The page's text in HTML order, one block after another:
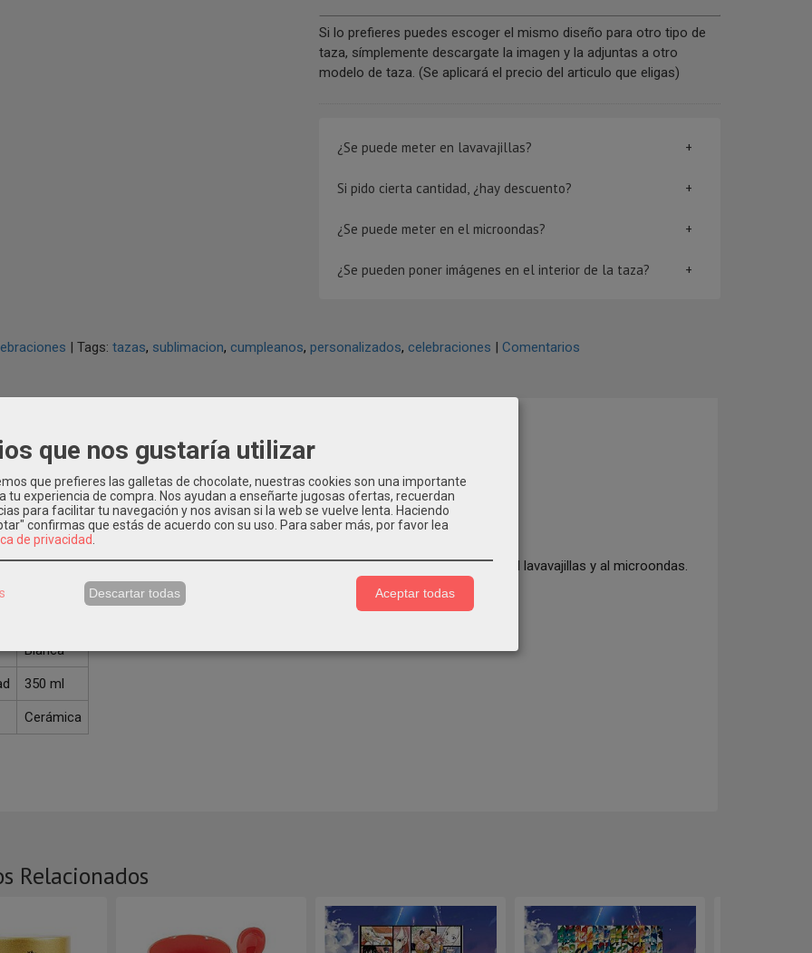
Si lo prefieres puedes escoger el mismo diseño para otro tipo de
taza, símplemente descargate la imagen y la adjuntas a otro
modelo de taza. (Se aplicará el precio del articulo que eligas)
¿Se puede meter en lavavajillas?
Si pido cierta cantidad, ¿hay descuento?
¿Se puede meter en el microondas?
¿Se pueden poner imágenes en el interior de la taza?
| Tags: tazas sublimacion cumpleanos personalizados celebraciones | Comentarios
del producto:
personalizada.
de alta calidad personalizable mediante la técnica de sublimación. Resistente al lavavajillas y al microondas.
técnica:
Blanca
350 ml
Cerámica
Relacionados
que nos gustaría utilizar
que prefieres las galletas de chocolate, nuestras cookies son una importante
tu experiencia de compra. Nos ayudan a enseñarte jugosas ofertas, recuerdan
para facilitar tu navegación y nos avisan si la web se vuelve lenta. Haciendo
confirmas que estás de acuerdo con su uso. Para saber más, por favor lea
de privacidad
Descartar todas Aceptar todas